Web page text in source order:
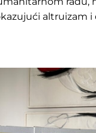
altruizam